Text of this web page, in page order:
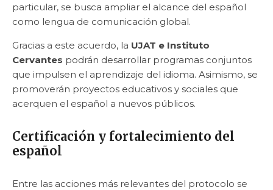
particular, se busca ampliar el alcance del español
como lengua de comunicación global.
Gracias a este acuerdo, la UJAT e Instituto
Cervantes podrán desarrollar programas conjuntos
que impulsen el aprendizaje del idioma. Asimismo, se
promoverán proyectos educativos y sociales que
acerquen el español a nuevos públicos.
Certificación y fortalecimiento del
español
Entre las acciones más relevantes del protocolo se